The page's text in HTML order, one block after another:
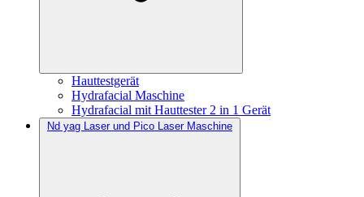
Hauttestgerät
Hydrafacial Maschine
Hydrafacial mit Hauttester 2 in 1 Gerät
Nd yag Laser und Pico Laser Maschine